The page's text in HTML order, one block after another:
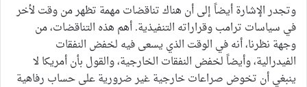
وتجدر الإشارة أيضاً إلى أن هناك تناقضات مهمة تظهر من وقت لأخر
في سياسات ترامب وقراراته التنفيذية. أهم هذه التناقضات، من
وجهة نظرنا، أنه في الوقت الذي يسعى فيه لخفض النفقات
الفيدرالية، وأيضاً لخفض النفقات الخارجية، والقول بأن أمريكا لا
ينبغي أن تخوض صراعات خارجية غير ضرورية على حساب رفاهية